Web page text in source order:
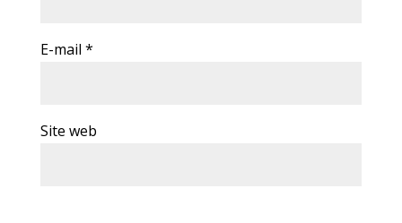
E-mail *
Site web